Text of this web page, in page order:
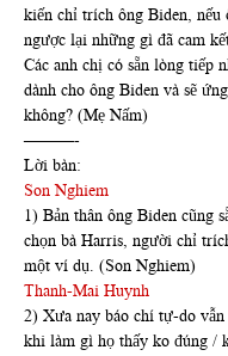
kiến chỉ trích ông Biden, nếu
ngược lại những gì đã cam
Các anh chị có sẵn lòng tiếp
dành cho ông Biden và sẽ
không? (Mẹ Nấm)
———-
Lời bàn:
Son Nghiem
1) Bản thân ông Biden cũng
chọn bà Harris, người chỉ
một ví dụ. (Son Nghiem)
Thanh-Mai Huynh
2) Xưa nay báo chí tự-do
khi làm gì họ thấy ko đúng /